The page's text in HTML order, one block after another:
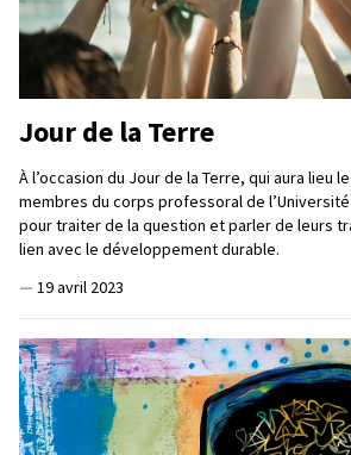
Jour de la Terre
À l’occasion du Jour de la Terre, qui aura lieu
membres du corps professoral de
pour traiter de la question et parler de leurs
lien avec le développement durable.
— 19 avril 2023